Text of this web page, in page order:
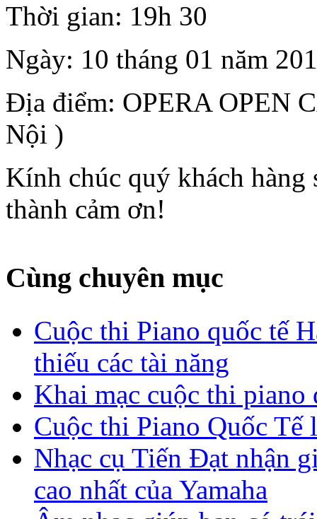
Thời gian: 19h 30
Ngày: 10 tháng 01 năm
Địa điểm: OPERA OPEN
Nội )
Kính chúc quý khách hàng
thành cảm ơn!
Cùng chuyên mục
Cuộc thi Piano quốc tế
thiếu các tài năng
Khai mạc cuộc thi
Cuộc thi Piano Quốc Tế
Nhạc cụ Tiến Đạt nhận
cao nhất của Yamaha